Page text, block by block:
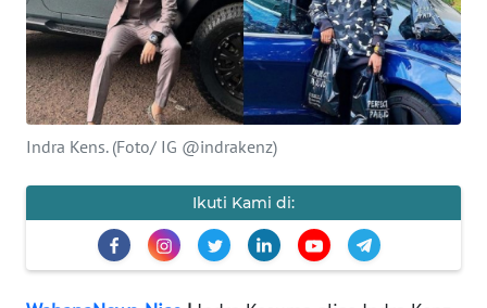
Indra Kens. (Foto/ IG @indrakenz)
Ikuti Kami di:
SERBI
Informasi
INDEKS
BERITA
KAMI
INFO
IKLAN